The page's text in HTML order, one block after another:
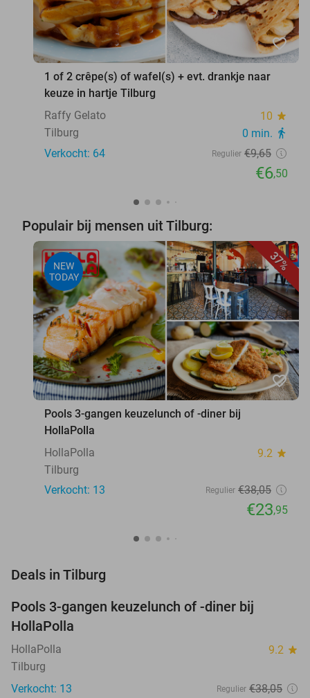
favorite_border
1 of 2 crêpe(s) of wafel(s) + evt. drankje naar
keuze in hartje Tilburg
Raffy Gelato
10 star
Tilburg 0 min. directions_walk
Verkocht: 64 Regulier €9,65
€6,50
Populair bij mensen uit Tilburg:
37%
NEW
TODAY
favorite_border
Pools 3-gangen keuzelunch of -diner bij
HollaPolla
HollaPolla
9.2 star
Tilburg
Verkocht: 13
Regulier €38,05
€23,95
Deals in Tilburg
TODAY
Pools 3-gangen keuzelunch of -diner bij
HollaPolla
HollaPolla 9.2 star
Tilburg
Verkocht: 13
Regulier €38,05